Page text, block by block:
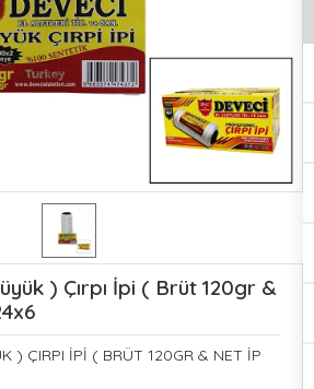
) Çırpı İpi ( Brüt 120gr &
) ÇIRPI İPİ ( BRÜT 120GR & NET İP